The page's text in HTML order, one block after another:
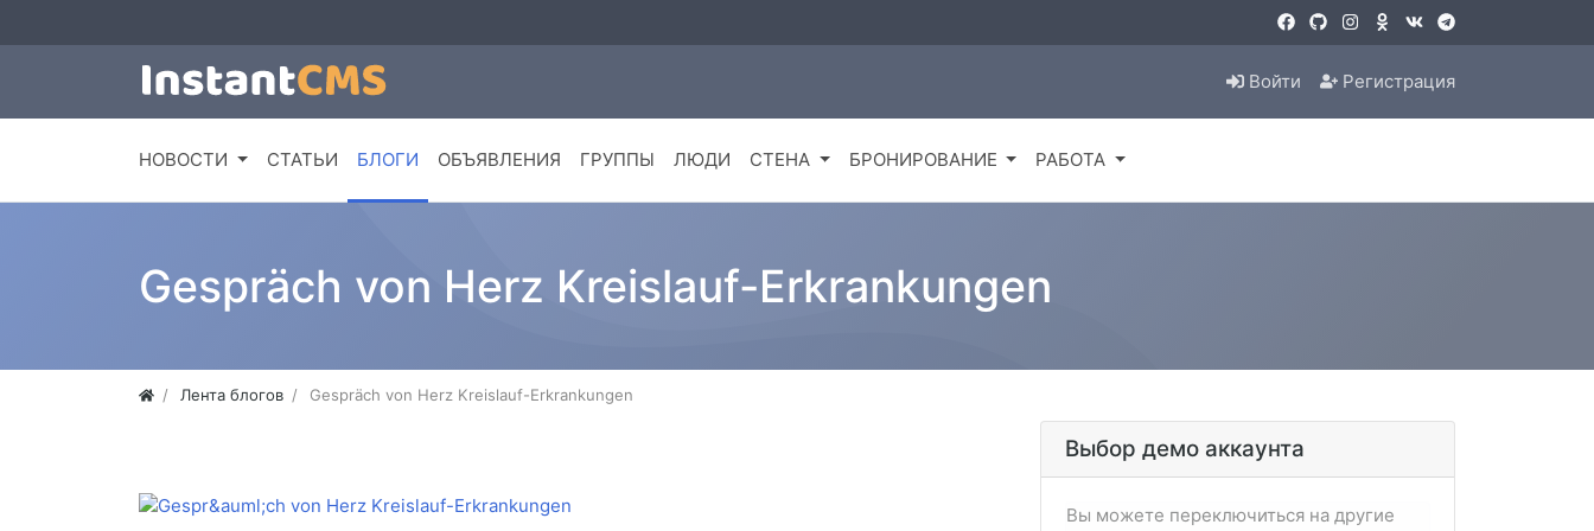
Войти Регистрация
НОВОСТИ СТАТЬИ БЛОГИ ОБЪЯВЛЕНИЯ ГРУППЫ ЛЮДИ СТЕНА БРОНИРОВАНИЕ РАБОТА
Gespräch von Herz Kreislauf-Erkrankungen
Лента блогов Gespräch von Herz Kreislauf-Erkrankungen
Выбор демо аккаунта
Вы можете переключиться на другие